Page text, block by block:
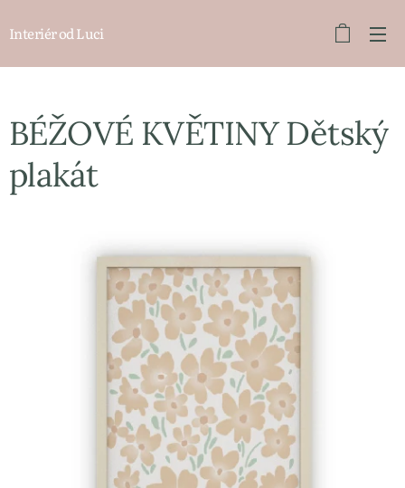
Interiér od Luci
BÉŽOVÉ KVĚTINY Dětský
plakát